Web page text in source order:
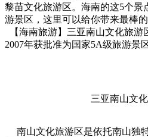
黎苗文化旅游区。海南的这5个景
游景区，这里可以给你带来最棒的
【海南旅游】三亚南山文化旅游
2007年获批准为国家5A级旅游景区
三亚南山文
南山文化旅游区是依托南山独